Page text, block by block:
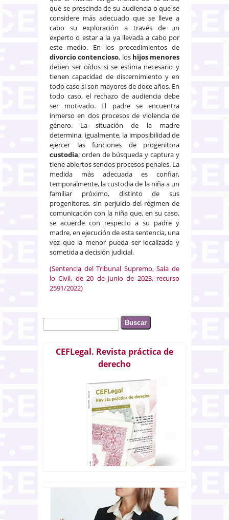
que se prescinda de su audiencia o que se
considere más adecuado que se lleve a
cabo su exploración a través de un
experto o estar a la ya llevada a cabo por
este medio. En los procedimientos de
divorcio contencioso, los hijos menores
deben ser oídos si se estima necesario y
tienen capacidad de discernimiento y en
todo caso si son mayores de doce años. En
todo caso, el rechazo de audiencia debe
ser motivado. El padre se encuentra
inmerso en dos procesos de violencia de
género. La situación de la madre
determina, igualmente, la imposibilidad de
ejercer las funciones de progenitora
custodia; orden de búsqueda y captura y
tiene abiertos sendos procesos penales. La
medida más adecuada es conﬁar,
temporalmente, la custodia de la niña a un
familiar próximo, distinto de sus
progenitores, sin perjuicio del régimen de
comunicación con la niña que, en su caso,
se acuerde con respecto a su padre y
madre, en ejecución de esta sentencia, una
vez que la menor pueda ser localizada y
sometida a decisión judicial.
(Sentencia del Tribunal Supremo, Sala de
lo Civil, de 20 de junio de 2023, recurso
2591/2022)
Formulario de búsqueda
Buscar
CEFLegal. Revista práctica de
derecho